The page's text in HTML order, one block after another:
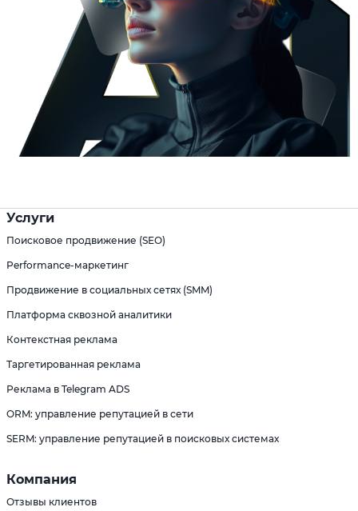
Услуги
Поисковое продвижение (SEO)
Performance-маркетинг
Продвижение в социальных сетях (SMM)
Платформа сквозной аналитики
Контекстная реклама
Таргетированная реклама
Реклама в Telegram ADS
ORM: управление репутацией в сети
SERM: управление репутацией в поисковых системах
Компания
Отзывы клиентов